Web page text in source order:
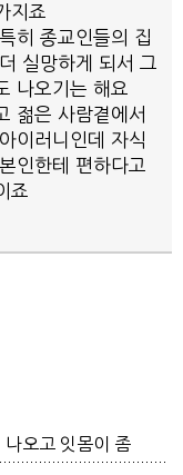
지죠
히 종교인들의 집
실망하게 되서 그
나오기는 해요
젊은 사람곁에서
이러니인데 자식
인한테 편하다고
죠
나오고 잇몸이 좀